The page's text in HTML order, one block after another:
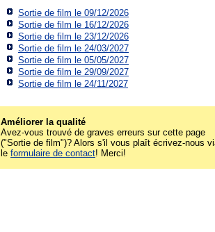
Sortie de film le 09/12/2026
Sortie de film le 16/12/2026
Sortie de film le 23/12/2026
Sortie de film le 24/03/2027
Sortie de film le 05/05/2027
Sortie de film le 29/09/2027
Sortie de film le 24/11/2027
Améliorer la qualité
Avez-vous trouvé de graves erreurs sur cette page
("Sortie de film")? Alors s'il vous plaît écrivez-nous
le formulaire de contact! Merci!